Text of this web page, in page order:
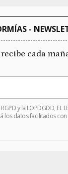
-
cada
y la LOPDGDD, EL
los datos facilitados